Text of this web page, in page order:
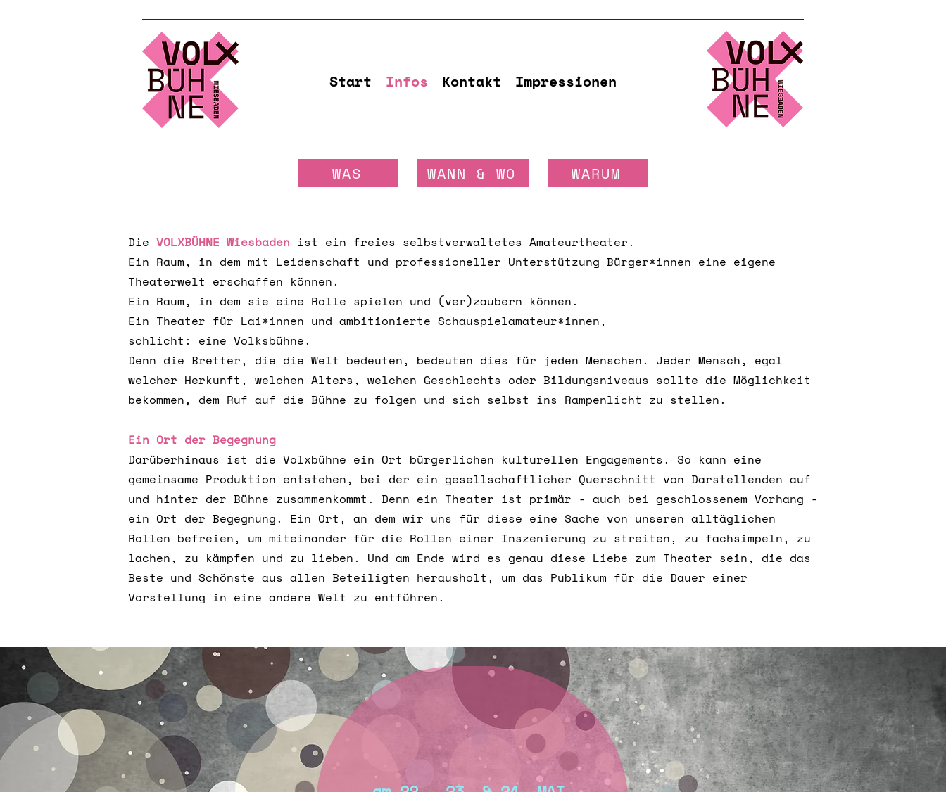
Start Infos Kontakt Impressionen
WAS WANN & WO WARUM
Die VOLXBÜHNE Wiesbaden ist ein freies selbstverwaltetes Amateurtheater.
Ein Raum, in dem mit Leidenschaft und professioneller Unterstützung Bürger*innen eine eigene
Theaterwelt erschaffen können.
Ein Raum, in dem sie eine Rolle spielen und (ver)zaubern können.
Ein Theater für Lai*innen und ambitionierte Schauspielamateur*innen,
schlicht: eine Volksbühne.
Denn die Bretter, die die Welt bedeuten, bedeuten dies für jeden Menschen. Jeder Mensch, egal
welcher Herkunft, welchen Alters, welchen Geschlechts oder Bildungsniveaus sollte die Möglichkeit
bekommen, dem Ruf auf die Bühne zu folgen und sich selbst ins Rampenlicht zu stellen.
Ein Ort der Begegnung
Darüberhinaus ist die Volxbühne ein Ort bürgerlichen kulturellen Engagements. So kann eine
gemeinsame Produktion entstehen, bei der ein gesellschaftlicher Querschnitt von Darstellenden auf
und hinter der Bühne zusammenkommt. Denn ein Theater ist primär - auch bei geschlossenem Vorhang -
ein Ort der Begegnung. Ein Ort, an dem wir uns für diese eine Sache von unseren alltäglichen
Rollen befreien, um miteinander für die Rollen einer Inszenierung zu streiten, zu fachsimpeln, zu
lachen, zu kämpfen und zu lieben. Und am Ende wird es genau diese Liebe zum Theater sein, die das
Beste und Schönste aus allen Beteiligten herausholt, um das Publikum für die Dauer einer
Vorstellung in eine andere Welt zu entführen.